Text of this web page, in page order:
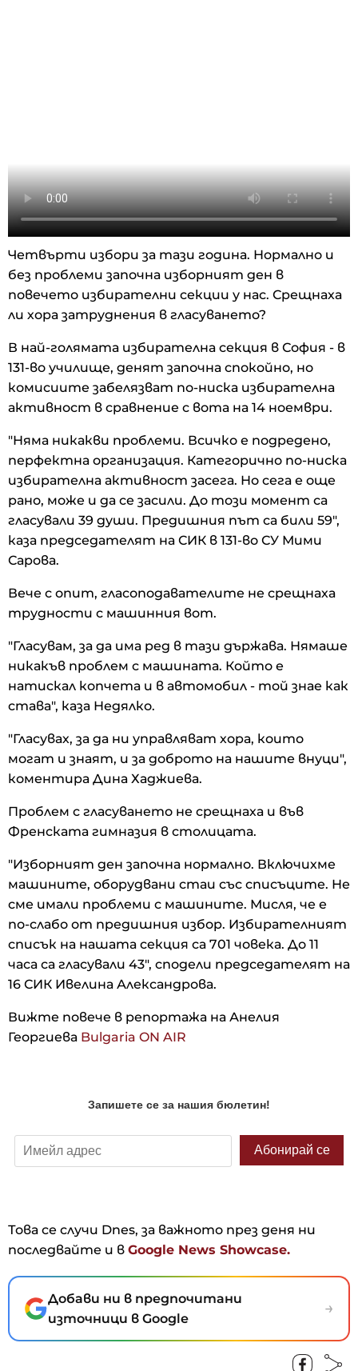
Четвърти избори за тази година. Нормално и
без проблеми започна изборният ден в
повечето избирателни секции у нас. Срещнаха
ли хора затруднения в гласуването?
В най-голямата избирателна секция в София - в
131-во училище, денят започна спокойно, но
комисиите забелязват по-ниска избирателна
активност в сравнение с вота на 14 ноември.
"Няма никакви проблеми. Всичко е подредено,
перфектна организация. Категорично по-ниска
избирателна активност засега. Но сега е още
рано, може и да се засили. До този момент са
гласували 39 души. Предишния път са били 59",
каза председателят на СИК в 131-во СУ Мими
Сарова.
Вече с опит, гласоподавателите не срещнаха
трудности с машинния вот.
"Гласувам, за да има ред в тази държава. Нямаше
никакъв проблем с машината. Който е
натискал копчета и в автомобил - той знае как
става", каза Недялко.
"Гласувах, за да ни управляват хора, които
могат и знаят, и за доброто на нашите внуци",
коментира Дина Хаджиева.
Проблем с гласуването не срещнаха и във
Френската гимназия в столицата.
"Изборният ден започна нормално. Включихме
машините, оборудвани стаи със списъците. Не
сме имали проблеми с машините. Мисля, че е
по-слабо от предишния избор. Избирателният
списък на нашата секция са 701 човека. До 11
часа са гласували 43", сподели председателят на
16 СИК Ивелина Александрова.
Вижте повече в репортажа на Анелия
Георгиева Bulgaria ON AIR
Това се случи Dnes, за важното през деня ни
последвайте и в Google News Showcase.
Добави ни в предпочитани
източници в Google
→